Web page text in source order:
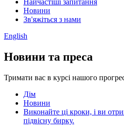
Найчастіші запитання
Новини
Зв'яжіться з нами
English
Новини та преса
Тримати вас в курсі нашого
Дім
Новини
Виконайте ці кроки, і ви
підвісну бирку.